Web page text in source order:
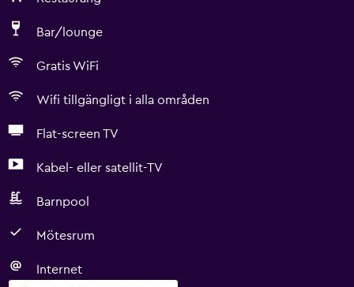
Bar/lounge
Gratis WiFi
Wifi tillgängligt i alla områden
Flat-screen TV
Kabel- eller satellit-TV
Barnpool
Mötesrum
Internet